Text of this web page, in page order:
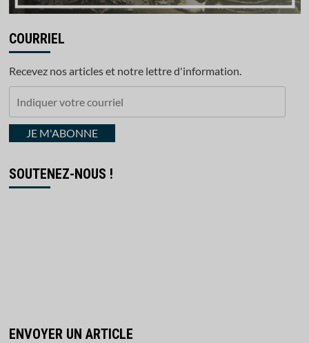
COURRIEL
Recevez nos articles et notre lettre d'information.
courrielJE M'ABONNE
SOUTENEZ-NOUS !
ENVOYER UN ARTICLE